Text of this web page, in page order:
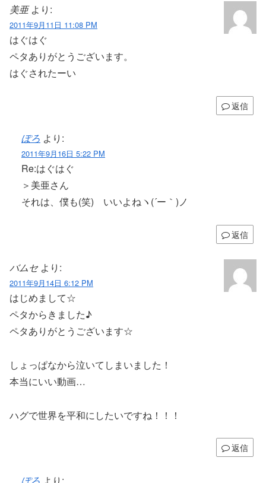
美亜 より:
2011年9月11日 11:08 PM
はぐはぐ
ペタありがとうございます。
はぐされたーい
返信
ぽろ より:
2011年9月16日 5:22 PM
Re:はぐはぐ
＞美亜さん
それは、僕も(笑) いいよねヽ(´ー｀)ノ
返信
バムセ より:
2011年9月14日 6:12 PM
はじめまして☆
ペタからきました♪
ペタありがとうございます☆
しょっぱなから泣いてしまいました！
本当にいい動画…
ハグで世界を平和にしたいですね！！！
返信